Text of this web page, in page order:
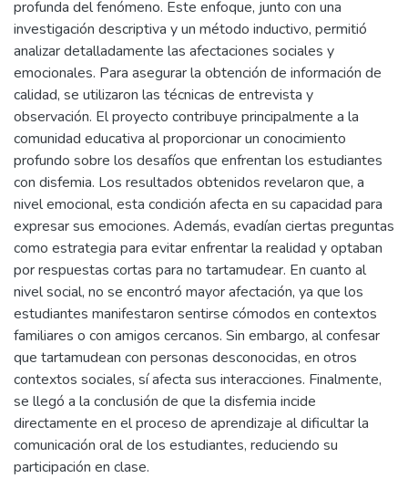
profunda del fenómeno. Este enfoque, junto con una
investigación descriptiva y un método inductivo, permitió
analizar detalladamente las afectaciones sociales y
emocionales. Para asegurar la obtención de información de
calidad, se utilizaron las técnicas de entrevista y
observación. El proyecto contribuye principalmente a la
comunidad educativa al proporcionar un conocimiento
profundo sobre los desafíos que enfrentan los estudiantes
con disfemia. Los resultados obtenidos revelaron que, a
nivel emocional, esta condición afecta en su capacidad para
expresar sus emociones. Además, evadían ciertas preguntas
como estrategia para evitar enfrentar la realidad y optaban
por respuestas cortas para no tartamudear. En cuanto al
nivel social, no se encontró mayor afectación, ya que los
estudiantes manifestaron sentirse cómodos en contextos
familiares o con amigos cercanos. Sin embargo, al confesar
que tartamudean con personas desconocidas, en otros
contextos sociales, sí afecta sus interacciones. Finalmente,
se llegó a la conclusión de que la disfemia incide
directamente en el proceso de aprendizaje al dificultar la
comunicación oral de los estudiantes, reduciendo su
participación en clase.